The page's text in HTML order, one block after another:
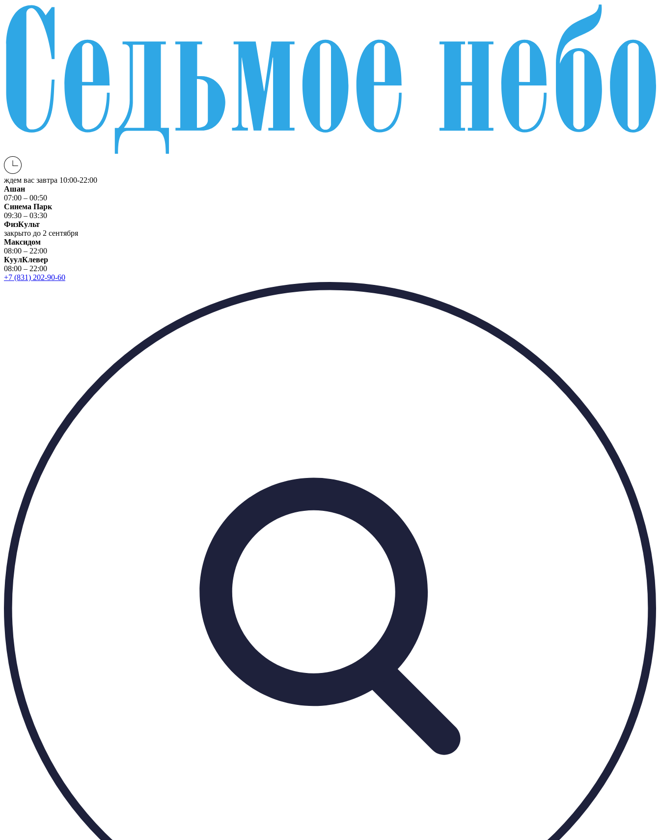
ждем вас завтра 10:00-22:00
Ашан
07:00 – 00:50
Синема Парк
09:30 – 03:30
ФизКульт
закрыто до 2 сентября
Максидом
08:00 – 22:00
КуулКлевер
08:00 – 22:00
+7 (831) 202-90-60